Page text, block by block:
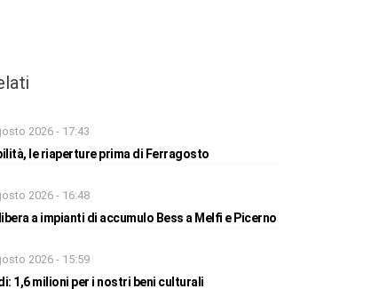
2026 - 17:43
le riaperture prima di Ferragosto
2026 - 16:48
a impianti di accumulo Bess a Melfi e Picerno
2026 - 15:59
1,6 milioni per i nostri beni culturali